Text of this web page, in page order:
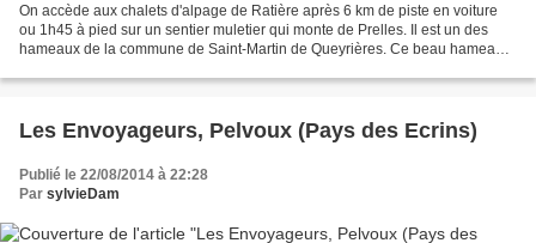
On accède aux chalets d'alpage de Ratière après 6 km de piste en voiture
ou 1h45 à pied sur un sentier muletier qui monte de Prelles. Il est un des
hameaux de la commune de Saint-Martin de Queyrières. Ce beau hameau
Les Envoyageurs, Pelvoux (Pays des Ecrins)
Publié le 22/08/2014 à 22:28
Par sylvieDam